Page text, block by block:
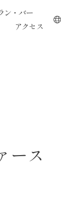
ン・バー
アクセス
ース